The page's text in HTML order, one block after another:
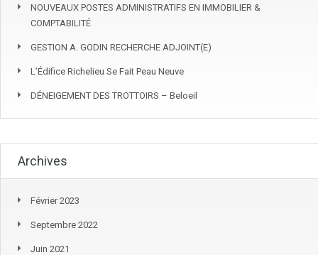
NOUVEAUX POSTES ADMINISTRATIFS EN IMMOBILIER &
COMPTABILITÉ
GESTION A. GODIN RECHERCHE ADJOINT(E)
L’Édifice Richelieu Se Fait Peau Neuve
DÉNEIGEMENT DES TROTTOIRS – Beloeil
Archives
Février 2023
Septembre 2022
Juin 2021